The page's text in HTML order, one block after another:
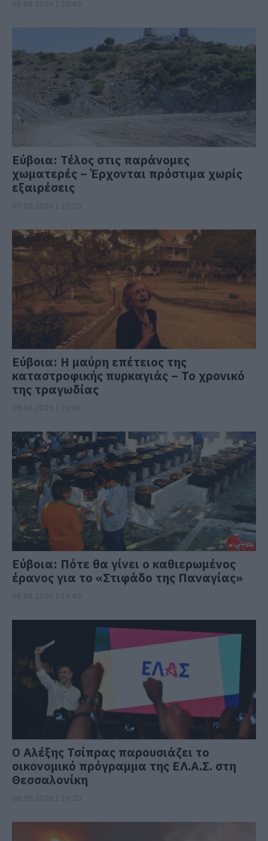
Εύβοια: Τέλος στις παράνομες
χωματερές – Έρχονται πρόστιμα χωρίς
εξαιρέσεις
Εύβοια: Η μαύρη επέτειος της
καταστροφικής πυρκαγιάς – Το χρονικό
της τραγωδίας
Εύβοια: Πότε θα γίνει ο καθιερωμένος
έρανος για το «Στιφάδο της Παναγίας»
Ο Αλέξης Τσίπρας παρουσιάζει το
οικονομικό πρόγραμμα της ΕΛ.Α.Σ. στη
Θεσσαλονίκη